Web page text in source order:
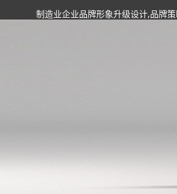
制造业企业品牌形象升级设计,品牌